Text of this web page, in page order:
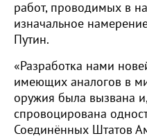
работ, проводимых в
изначальное
Путин.
«Разработка нами
имеющих аналогов в
оружия была вызвана
спровоцирована
Соединённых Штатов